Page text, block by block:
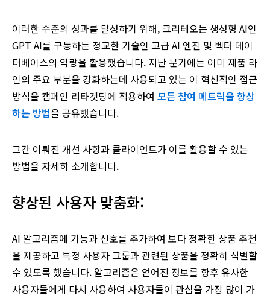
이러한 수준의 성과를 달성하기 위해, 크리테오는 생성형 AI인
GPT AI를 구동하는 정교한 기술인 고급 AI 엔진 및 벡터 데이
터베이스의 역량을 활용했습니다. 지난 분기에는 이미 제품 라
인의 주요 부분을 강화하는데 사용되고 있는 이 혁신적인 접근
방식을 캠페인 리타겟팅에 적용하여 모든 참여 메트릭을 향상
하는 방법을 공유했습니다.
그간 이뤄진 개선 사항과 클라이언트가 이를 활용할 수 있는
방법을 자세히 소개합니다.
향상된 사용자 맞춤화:
AI 알고리즘에 기능과 신호를 추가하여 보다 정확한 상품 추천
을 제공하고 특정 사용자 그룹과 관련된 상품을 정확히 식별할
수 있도록 했습니다. 알고리즘은 얻어진 정보를 향후 유사한
사용자들에게 다시 사용하여 사용자들이 관심을 가장 많이 가